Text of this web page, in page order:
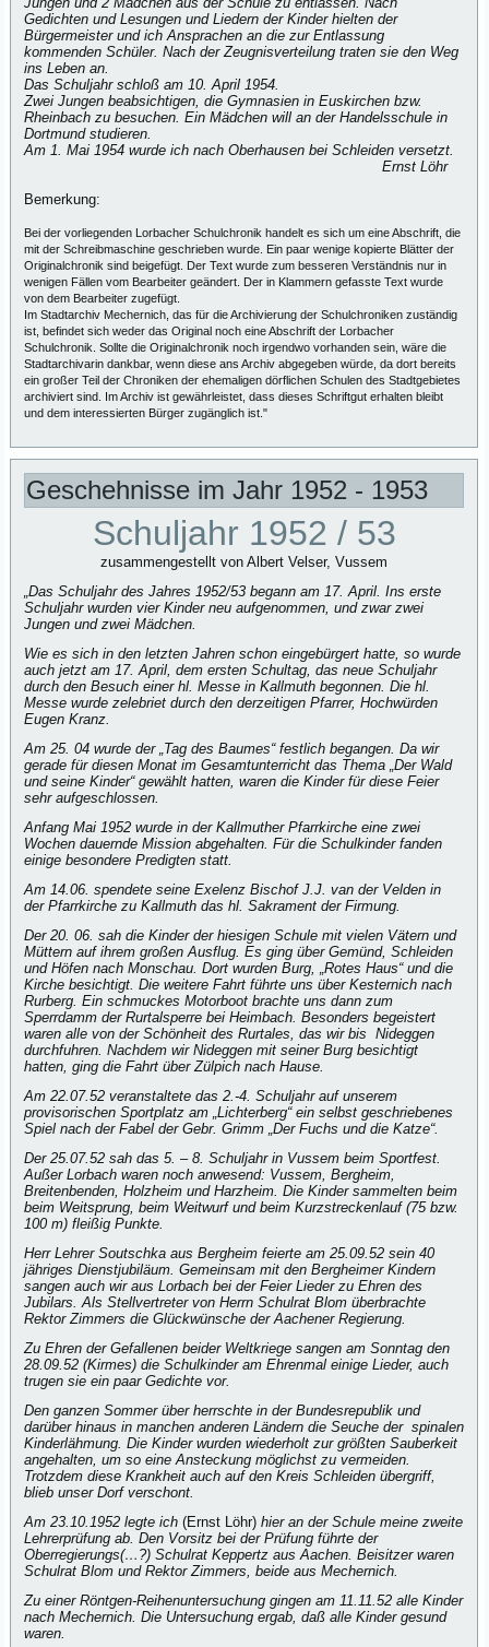
Gedichten und Lesungen und Liedern der Kinder hielten der
Bürgermeister und ich Ansprachen an die zur Entlassung
kommenden Schüler. Nach der Zeugnisverteilung traten sie den Weg
ins Leben an.
Das Schuljahr schloß am 10. April 1954.
Zwei Jungen beabsichtigen, die Gymnasien in Euskirchen bzw.
Rheinbach zu besuchen. Ein Mädchen will an der Handelsschule in
Dortmund studieren.
Am 1. Mai 1954 wurde ich nach Oberhausen bei Schleiden versetzt.
Ernst Löhr
Bemerkung:
Bei der vorliegenden Lorbacher Schulchronik handelt es sich um eine Abschrift, die
mit der Schreibmaschine geschrieben wurde. Ein paar wenige kopierte Blätter der
Originalchronik sind beigefügt. Der Text wurde zum besseren Verständnis nur in
wenigen Fällen vom Bearbeiter geändert. Der in Klammern gefasste Text wurde
von dem Bearbeiter zugefügt.
Im Stadtarchiv Mechernich, das für die Archivierung der Schulchroniken zuständig
ist, befindet sich weder das Original noch eine Abschrift der Lorbacher
Schulchronik. Sollte die Originalchronik noch irgendwo vorhanden sein, wäre die
Stadtarchivarin dankbar, wenn diese ans Archiv abgegeben würde, da dort bereits
ein großer Teil der Chroniken der ehemaligen dörflichen Schulen des Stadtgebietes
archiviert sind. Im Archiv ist gewährleistet, dass dieses Schriftgut erhalten bleibt
und dem interessierten Bürger zugänglich ist."
Geschehnisse im Jahr 1952 - 1953
Schuljahr 1952 / 53
zusammengestellt von Albert Velser, Vussem
„Das Schuljahr des Jahres 1952/53 begann am 17. April. Ins erste
Schuljahr wurden vier Kinder neu aufgenommen, und zwar zwei
Jungen und zwei Mädchen.
Wie es sich in den letzten Jahren schon eingebürgert hatte, so wurde
auch jetzt am 17. April, dem ersten Schultag, das neue Schuljahr
durch den Besuch einer hl. Messe in Kallmuth begonnen. Die hl.
Messe wurde zelebriet durch den derzeitigen Pfarrer, Hochwürden
Eugen Kranz.
Am 25. 04 wurde der „Tag des Baumes“ festlich begangen. Da wir
gerade für diesen Monat im Gesamtunterricht das Thema „Der Wald
und seine Kinder“ gewählt hatten, waren die Kinder für diese Feier
sehr aufgeschlossen.
Anfang Mai 1952 wurde in der Kallmuther Pfarrkirche eine zwei
Wochen dauernde Mission abgehalten. Für die Schulkinder fanden
einige besondere Predigten statt.
Am 14.06. spendete seine Exelenz Bischof J.J. van der Velden in
der Pfarrkirche zu Kallmuth das hl. Sakrament der Firmung.
Der 20. 06. sah die Kinder der hiesigen Schule mit vielen Vätern und
Müttern auf ihrem großen Ausflug. Es ging über Gemünd, Schleiden
und Höfen nach Monschau. Dort wurden Burg, „Rotes Haus“ und die
Kirche besichtigt. Die weitere Fahrt führte uns über Kesternich nach
Rurberg. Ein schmuckes Motorboot brachte uns dann zum
Sperrdamm der Rurtalsperre bei Heimbach. Besonders begeistert
waren alle von der Schönheit des Rurtales, das wir bis Nideggen
durchfuhren. Nachdem wir Nideggen mit seiner Burg besichtigt
hatten, ging die Fahrt über Zülpich nach Hause.
Am 22.07.52 veranstaltete das 2.-4. Schuljahr auf unserem
provisorischen Sportplatz am „Lichterberg“ ein selbst geschriebenes
Spiel nach der Fabel der Gebr. Grimm „Der Fuchs und die Katze“.
Der 25.07.52 sah das 5. – 8. Schuljahr in Vussem beim Sportfest.
Außer Lorbach waren noch anwesend: Vussem, Bergheim,
Breitenbenden, Holzheim und Harzheim. Die Kinder sammelten beim
beim Weitsprung, beim Weitwurf und beim Kurzstreckenlauf (75 bzw.
100 m) fleißig Punkte.
Herr Lehrer Soutschka aus Bergheim feierte am 25.09.52 sein 40
jähriges Dienstjubiläum. Gemeinsam mit den Bergheimer Kindern
sangen auch wir aus Lorbach bei der Feier Lieder zu Ehren des
Jubilars. Als Stellvertreter von Herrn Schulrat Blom überbrachte
Rektor Zimmers die Glückwünsche der Aachener Regierung.
Zu Ehren der Gefallenen beider Weltkriege sangen am Sonntag den
28.09.52 (Kirmes) die Schulkinder am Ehrenmal einige Lieder, auch
trugen sie ein paar Gedichte vor.
Den ganzen Sommer über herrschte in der Bundesrepublik und
darüber hinaus in manchen anderen Ländern die Seuche der spinalen
Kinderlähmung. Die Kinder wurden wiederholt zur größten Sauberkeit
angehalten, um so eine Ansteckung möglichst zu vermeiden.
Trotzdem diese Krankheit auch auf den Kreis Schleiden übergriff,
blieb unser Dorf verschont.
Am 23.10.1952 legte ich(Ernst Löhr) hier an der Schule meine zweite
Lehrerprüfung ab. Den Vorsitz bei der Prüfung führte der
Oberregierungs(…?) Schulrat Keppertz aus Aachen. Beisitzer waren
Schulrat Blom und Rektor Zimmers, beide aus Mechernich.
Zu einer Röntgen-Reihenuntersuchung gingen am 11.11.52 alle Kinder
nach Mechernich. Die Untersuchung ergab, daß alle Kinder gesund
waren.